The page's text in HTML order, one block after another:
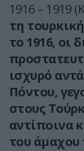
1916 – 1919
τη
το 1916, οι
ισχυρό
Πόντου,
στους
αντίποινα
του